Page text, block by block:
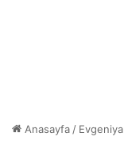
Anasayfa/